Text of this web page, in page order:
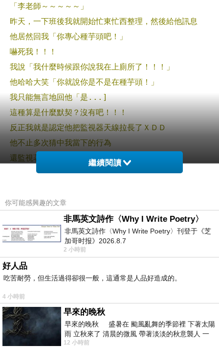
「李老師～～～～～」
昨天，一下班後我就開始忙東忙西整理，然後給他訊息
他居然回我「你專心種芋頭吧！」
嚇死我！！！
我說「我什麼時候跟你說我在上廁所了！！！」
他哈哈大笑「你就說你是不是在種芋頭！」
我只能無言地回他「是...]
這種算是什麼默契？沒有吧！！！
反正我就是認定他把監視器天線拉長了ＸＤＤ
他不止多次猜中我當下的行為
還監視著這裡哈哈哈
有一天晚上，他突然跟我說「你那篇採紅蘿蔔不知道為什
我以為只有一兩個廣告留言
殊不知是三四個...氣得我好想回嗆ＸＤ
但我後來還是一個個刪除了...
想不到剛剛來巡視時又看到了一則...
我說他監視這裡，
是因為他彷彿是在巡田水一樣，早上上班前會來看一次，
晚上睡前會再看一次...
我有時候偷偷改側邊碎碎念也會被秒抓！！！
有一次更扯！我偷偷設定凌晨發文也被第一時間發現並截
圖給我看！！
繼續閱讀
你可能感興趣的文章
非馬英文詩作〈Why I Write Poetry〉
非馬英文詩作〈Why I Write Poetry〉刊登于《芝
加哥时报》2026.8.7
2 小時前
好人品
吃苦耐勞，但生活過得卻很一般，這通常是人品好造成的。
4 小時前
早來的晚秋
早來的晚秋 盛暑在 颱風亂舞的季節裡 下著太陽
雨 立秋來了 清晨的微風 帶著淡淡的秋意襲人 一
下子 又被赤
12 小時前